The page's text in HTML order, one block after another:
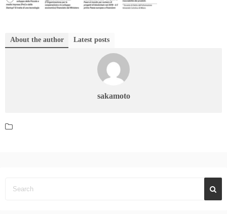
About the author Latest posts
sakamoto